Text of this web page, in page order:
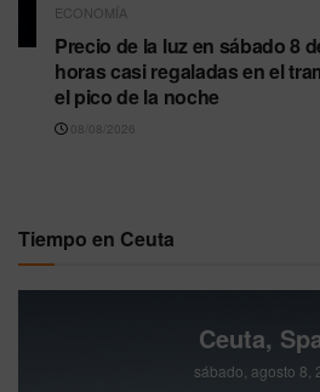
ECONOMÍA
Precio de la luz en sábado 8
horas casi regaladas en el
el pico de la noche
08/08/2026
Tiempo en Ceuta
Ceuta,
sábado, agosto 8,